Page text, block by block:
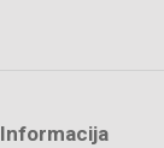
Informacija